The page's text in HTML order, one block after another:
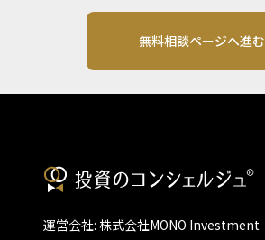
無料相談ページへ進む
運営会社: 株式会社MONO Investment